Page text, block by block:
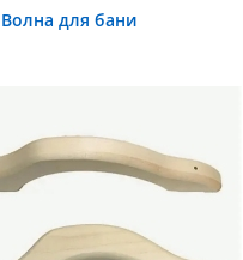
для бани